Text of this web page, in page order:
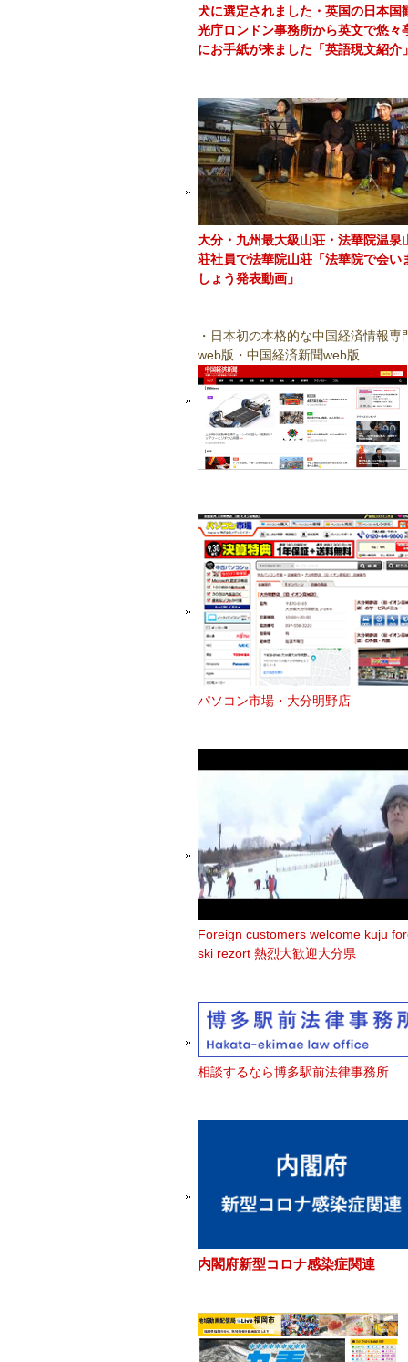
犬に選定されました・英国の日本国
光庁ロンドン事務所から英文で悠々
にお手紙が来ました「英語現文紹介
大分・九州最大級山荘・法華院温泉
荘社員で法華院山荘「法華院で会い
しょう発表動画」
・日本初の本格的な中国経済情報専
web版・中国経済新聞web版
パソコン市場・大分明野店
Foreign customers welcome kuju
ski rezort 熱烈大歓迎大分県
相談するなら博多駅前法律事務所
内閣府新型コロナ感染症関連